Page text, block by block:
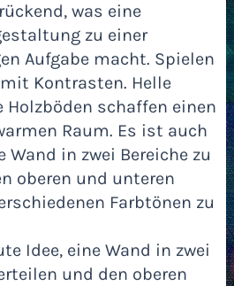
was eine
zu einer
Aufgabe macht. Spielen
Kontrasten. Helle
Holzböden schaffen einen
Raum. Es ist auch
Wand in zwei Bereiche zu
oberen und unteren
Farbtönen zu
Idee, eine Wand in zwei
und den oberen